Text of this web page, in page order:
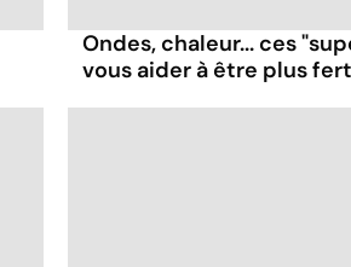
Ondes, chaleur... ces
vous aider à être plus